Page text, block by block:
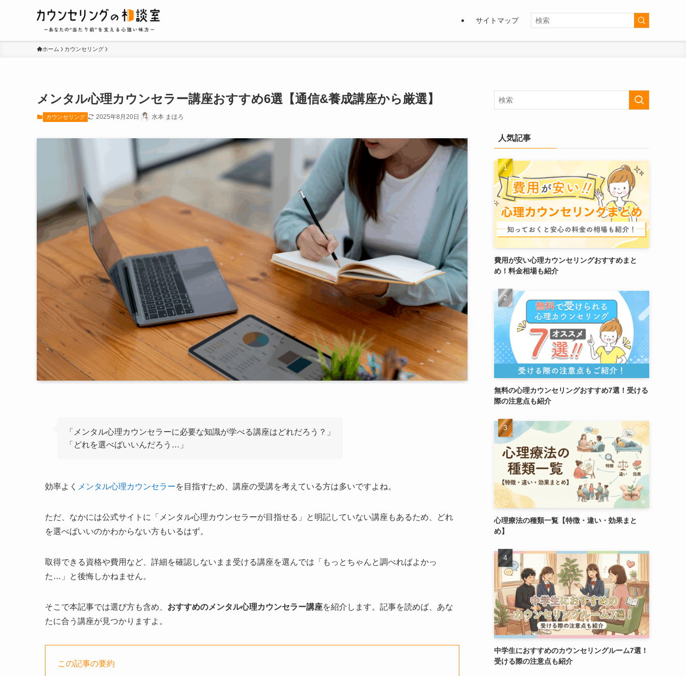
サイトマップ
ホーム カウンセリング
メンタル心理カウンセラー講座おすすめ6選【通信&養成講座から厳選】
カウンセリング 2025年8月20日 水本 まほろ
「メンタル心理カウンセラーに必要な知識が学べる講座はどれだろう？」
「どれを選べばいいんだろう…」
効率よく メンタル心理カウンセラーを目指すため、講座の受講を考えている方は多いですよね。
ただ、なかには公式サイトに「メンタル心理カウンセラーが目指せる」と明記していない講座もあるため、どれ
を選べばいいのかわからない方もいるはず。
取得できる資格や費用など、詳細を確認しないまま受ける講座を選んでは「もっとちゃんと調べればよかっ
た…」と後悔しかねません。
そこで本記事では選び方も含め、 おすすめのメンタル心理カウンセラー講座を紹介します。記事を読めば、あな
たに合う講座が見つかりますよ。
この記事の要約
人気記事
費用が安い心理カウンセリングおすすめまと
め！料金相場も紹介
無料の心理カウンセリングおすすめ7選！受ける
際の注意点も紹介
心理療法の種類一覧【特徴・違い・効果まと
め】
中学生におすすめのカウンセリングルーム7選！
受ける際の注意点も紹介